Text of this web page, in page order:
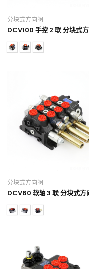
分块式方向阀
DCV100 手控 2 联 分块式
分块式方向阀
DCV60 软轴 3 联 分块式方